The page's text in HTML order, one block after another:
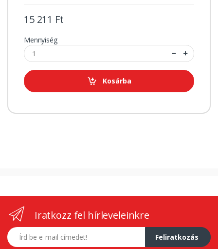
15 211 Ft
Mennyiség
Kosárba
Iratkozz fel hírleveleinkre
E-mail címed
Feliratkozás